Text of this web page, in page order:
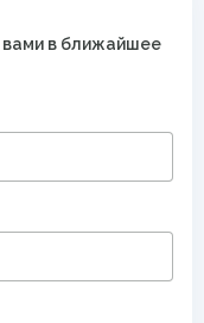
в ближайшее